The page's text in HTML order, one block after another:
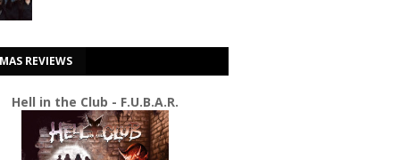
REVIEWS
Hell in the Club - F.U.B.A.R.